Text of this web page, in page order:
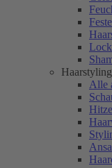
Haarstyling
Alle